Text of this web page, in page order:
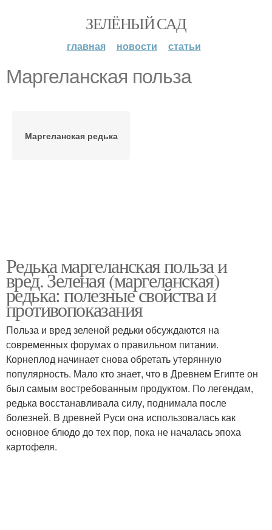
ЗЕЛЁНЫЙ САД
главная новости статьи
Маргеланская польза
Маргеланская редька
Редька маргеланская польза и
вред. Зеленая (маргеланская)
редька: полезные свойства и
противопоказания
Польза и вред зеленой редьки обсуждаются на
современных форумах о правильном питании.
Корнеплод начинает снова обретать утерянную
популярность. Мало кто знает, что в Древнем Египте он
был самым востребованным продуктом. По легендам,
редька восстанавливала силу, поднимала после
болезней. В древней Руси она использовалась как
основное блюдо до тех пор, пока не началась эпоха
картофеля.